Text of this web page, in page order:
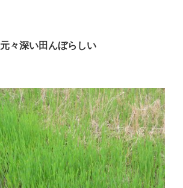
元々深い田んぼらしい